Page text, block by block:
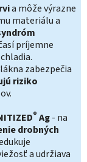
a môže výrazne
materiálu a
príjemne
zabezpečia
riziko
® Ag- na
drobných
a udržiava